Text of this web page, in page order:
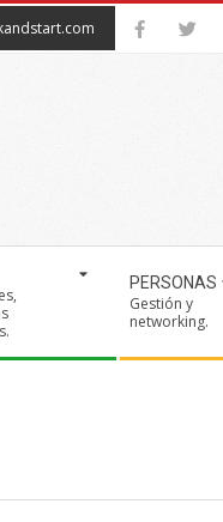
PERSONAS
Gestión y
networking.